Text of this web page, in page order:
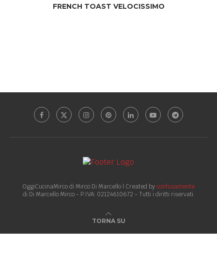
FRENCH TOAST VELOCISSIMO
OggiCucinaMirco di Mirco Di Marcello | Created byconfusamente
di Di Marcello Mirco - P.IVA: 02124610672 - Tutti i diritti riservati.
TORNA SU